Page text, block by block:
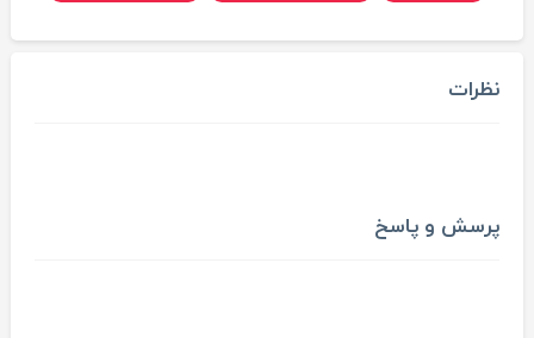
نظرات
پرسش و پاسخ